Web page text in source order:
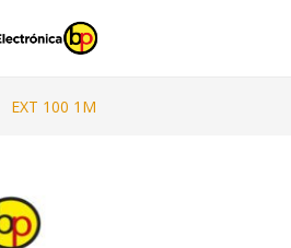
EXT 100 1M